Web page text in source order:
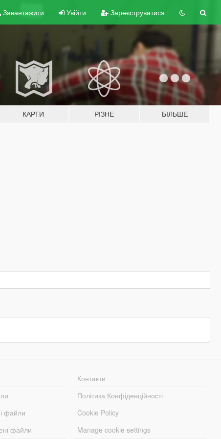
Завантажити Увійти Зареєструватися
КАРТИ РІЗНЕ БІЛЬШЕ
файли
файли
Контакти
Політика Конфіденційності
Cookie Policy
Manage cookie settings